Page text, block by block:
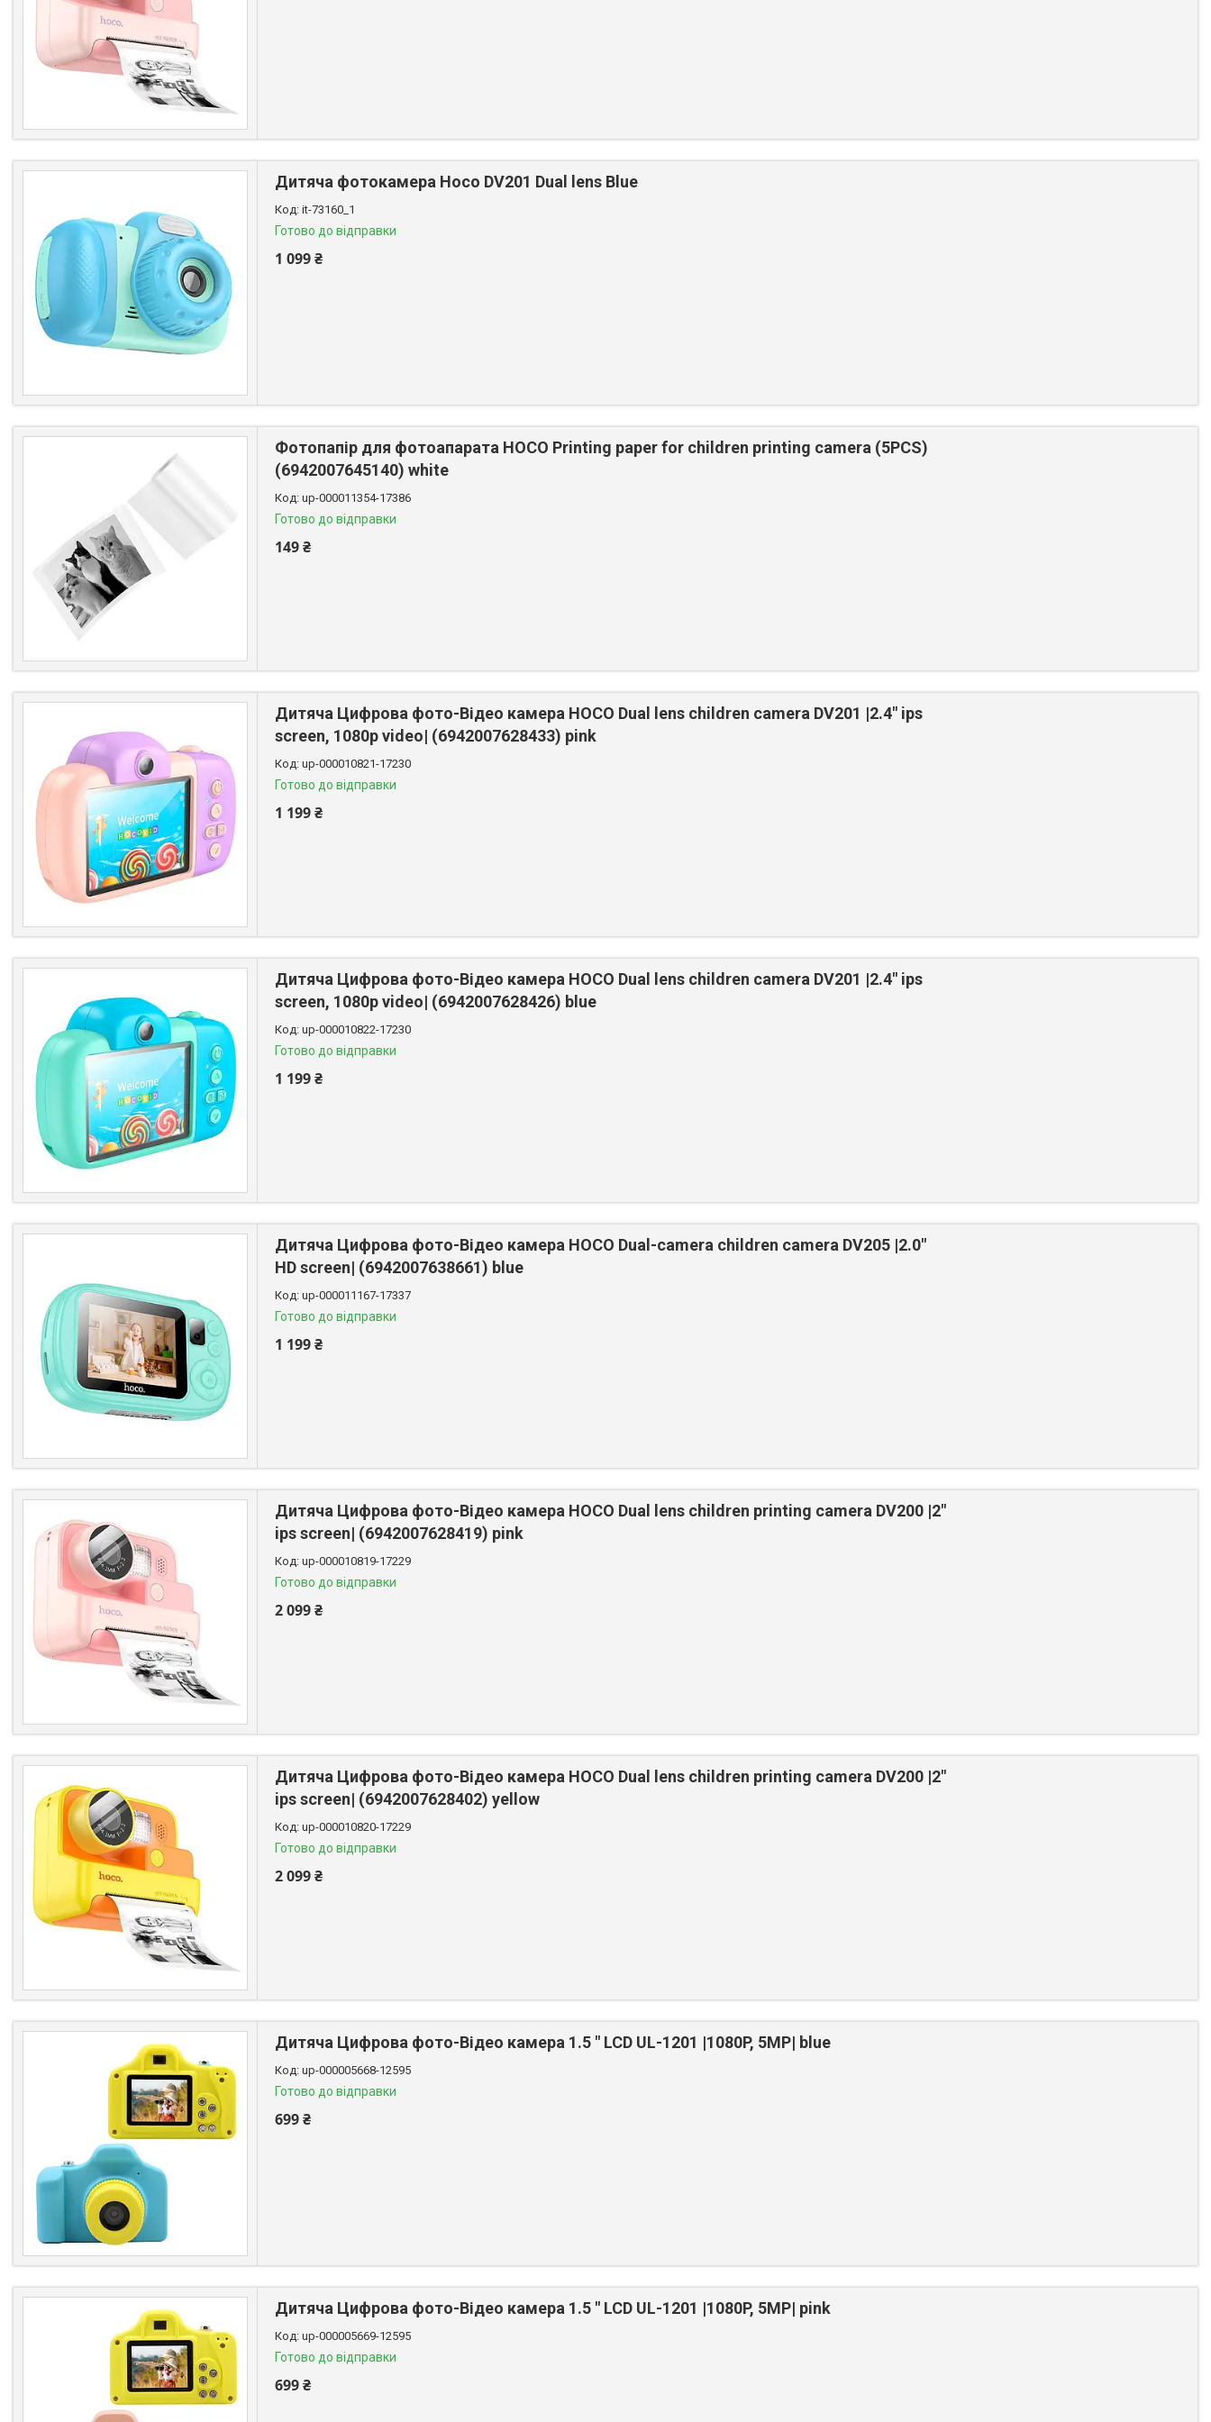
Дитяча фотокамера Hoco DV201 Dual lens Blue
it-73160_1
Готово до відправки
1 099 ₴
Фотопапір для фотоапарата HOCO Printing paper for children printing camera (5PCS)
(6942007645140) white
up-000011354-17386
Готово до відправки
149 ₴
Дитяча Цифрова фото-Відео камера HOCO Dual lens children camera DV201 |2.4" ips
screen, 1080p video| (6942007628433) pink
up-000010821-17230
Готово до відправки
1 199 ₴
Дитяча Цифрова фото-Відео камера HOCO Dual lens children camera DV201 |2.4" ips
screen, 1080p video| (6942007628426) blue
up-000010822-17230
Готово до відправки
1 199 ₴
Дитяча Цифрова фото-Відео камера HOCO Dual-camera children camera DV205 |2.0"
HD screen| (6942007638661) blue
up-000011167-17337
Готово до відправки
1 199 ₴
Дитяча Цифрова фото-Відео камера HOCO Dual lens children printing camera DV200 |2"
ips screen| (6942007628419) pink
up-000010819-17229
Готово до відправки
2 099 ₴
Дитяча Цифрова фото-Відео камера HOCO Dual lens children printing camera DV200 |2"
ips screen| (6942007628402) yellow
up-000010820-17229
Готово до відправки
2 099 ₴
Дитяча Цифрова фото-Відео камера 1.5 " LCD UL-1201 |1080P, 5MP| blue
up-000005668-12595
Готово до відправки
699 ₴
Дитяча Цифрова фото-Відео камера 1.5 " LCD UL-1201 |1080P, 5MP| pink
up-000005669-12595
Готово до відправки
699 ₴